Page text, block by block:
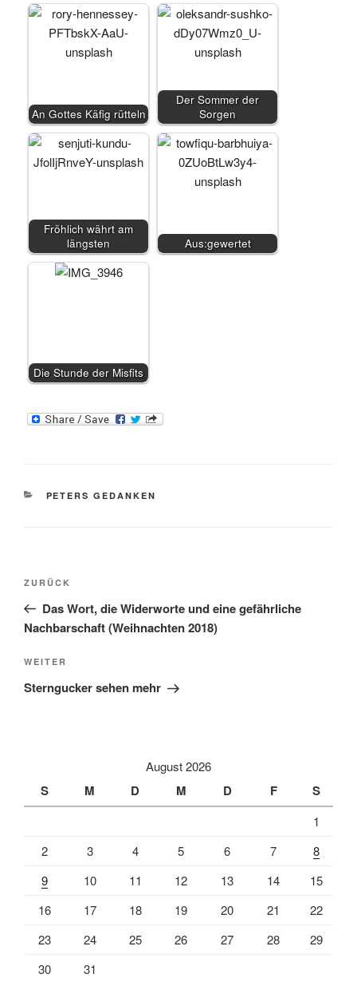
An Gottes Käfig rütteln
Der Sommer der
Sorgen
Fröhlich währt am
längsten
Aus:gewertet
Die Stunde der Misfits
KATEGORIEN
PETERS GEDANKEN
Beitragsnavigation
Vorheriger
Beitrag
ZURÜCK
Das Wort, die Widerworte und eine gefährliche
Nachbarschaft (Weihnachten 2018)
Nächster
Beitrag
WEITER
Sterngucker sehen mehr
August 2026
S M D M D F S
1
2
3 4 5 6 7
8
9
10 11 12 13 14
15
16
17 18 19 20 21
22
23
24 25 26 27 28
29
30
31